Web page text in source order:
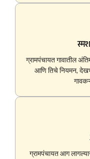
ग्रामपंचायत गावातील
आणि तिचे नियमन,
ग्रामपंचायत आग